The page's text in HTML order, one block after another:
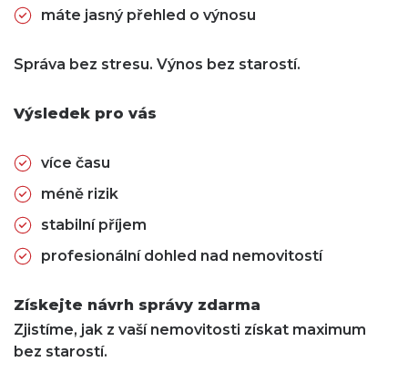
máte jasný přehled o výnosu
Správa bez stresu. Výnos bez starostí.
Výsledek pro vás
více času
méně rizik
stabilní příjem
profesionální dohled nad nemovitostí
Získejte návrh správy zdarma
Zjistíme, jak z vaší nemovitosti získat maximum
bez starostí.